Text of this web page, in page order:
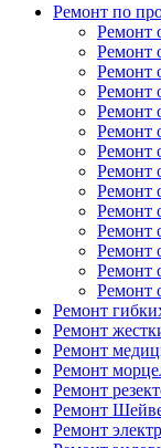
Ремонт по
Ремонт
Ремонт
Ремонт
Ремонт
Ремонт
Ремонт
Ремонт
Ремонт
Ремонт
Ремонт
Ремонт
Ремонт
Ремонт
Ремонт
Ремонт
Ремонт
Ремонт
Ремонт
Ремонт
Ремонт
Ремонт